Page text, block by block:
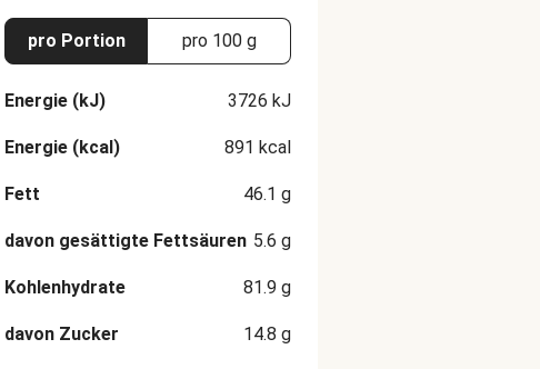
pro Portion pro 100 g
Energie (kJ) 3726 kJ
Energie (kcal) 891 kcal
Fett 46.1 g
davon gesättigte Fettsäuren 5.6 g
Kohlenhydrate 81.9 g
davon Zucker 14.8 g